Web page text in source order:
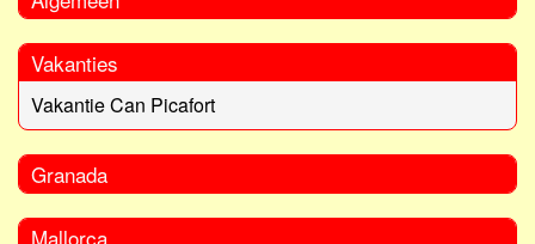
Vakanties
Vakantie Can Picafort
Granada
Mallorca